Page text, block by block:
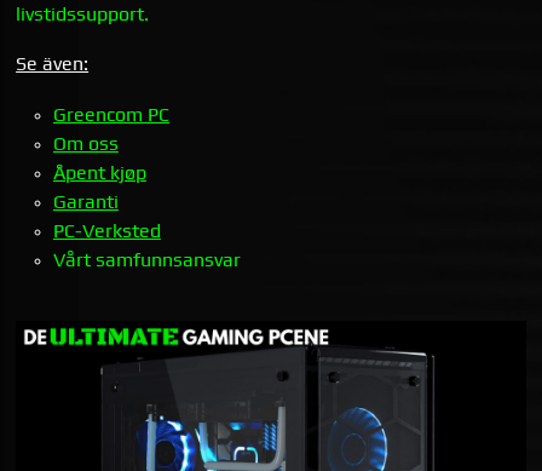
livstidssupport.
Se även:
Greencom PC
Om oss
Åpent kjøp
Garanti
PC-Verksted
Vårt samfunnsansvar